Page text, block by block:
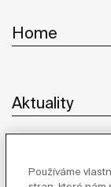
Home
Aktuality
Služby
Používáme